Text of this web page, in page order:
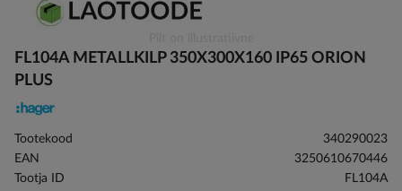
to
the
of
images
gallery
FL104A METALLKILP 350X300X160 IP65 ORION
PLUS
Tootekood
340290023
EAN
3250610670446
Tootja ID
FL104A